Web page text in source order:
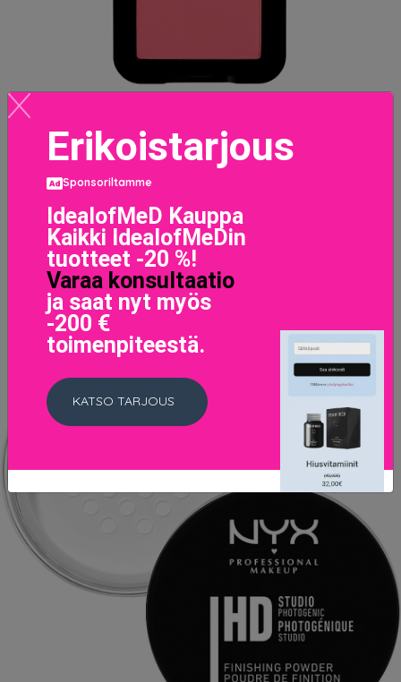
Sweet Cheeks Creamy Matte Powder Blush Day Dream
11.1 EUR
LISÄTIETOJA
Erikoistarjous
Sponsoriltamme
IdealofMeD Kauppa
Kaikki IdealofMeDin
tuotteet -20 %!
Varaa konsultaatio
ja saat nyt myös
-200 €
toimenpiteestä.
KATSO TARJOUS